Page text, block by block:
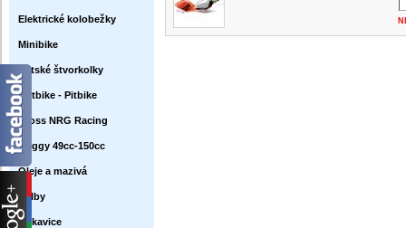
Elektrické kolobežky
Minibike
Detské štvorkolky
Dirtbike - Pitbike
Cross NRG Racing
Buggy 49cc-150cc
Oleje a mazivá
Prilby
Rukavice